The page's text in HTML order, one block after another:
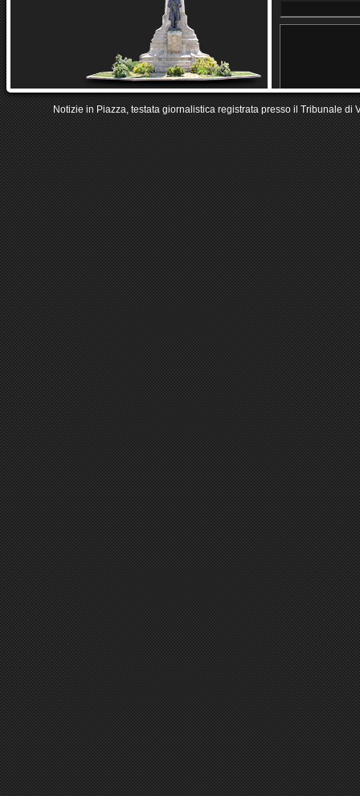
Notizie in Piazza, testata giornalistica registrata presso il Tribunale